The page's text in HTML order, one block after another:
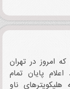
امروز در تهران
پایان تمام
ناو